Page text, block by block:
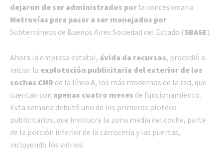
dejaron de ser administrados por la concesionaria
Metrovías para pasar a ser manejados por
Subterráneos de Buenos Aires Sociedad del Estado (SBASE).
Ahora la empresa estatal, ávida de recursos, procedió a
iniciar la explotación publicitaria del exterior de los
coches CNR de la línea A, los más modernos de la red, que
cuentan con apenas cuatro meses de funcionamiento.
Esta semana debutó uno de los primeros ploteos
publicitarios, que involucra la zona media del coche, parte
de la porción inferior de la carrocería y las puertas,
incluyendo los vidrios.